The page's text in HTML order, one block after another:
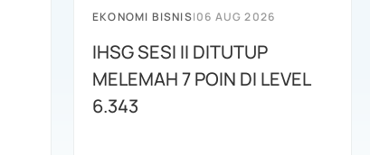
EKONOMI BISNIS|06 AUG 2026
IHSG SESI II DITUTUP
MELEMAH 7 POIN DI LEVEL
6.343